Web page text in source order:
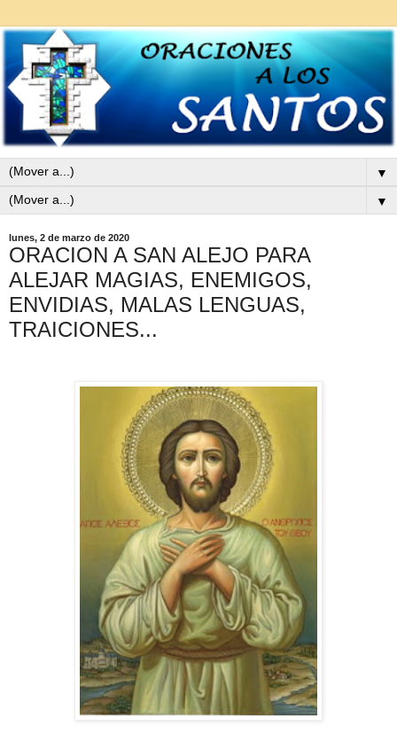
▼
▼
lunes, 2 de marzo de 2020
ORACION A SAN ALEJO PARA
ALEJAR MAGIAS, ENEMIGOS,
ENVIDIAS, MALAS LENGUAS,
TRAICIONES...